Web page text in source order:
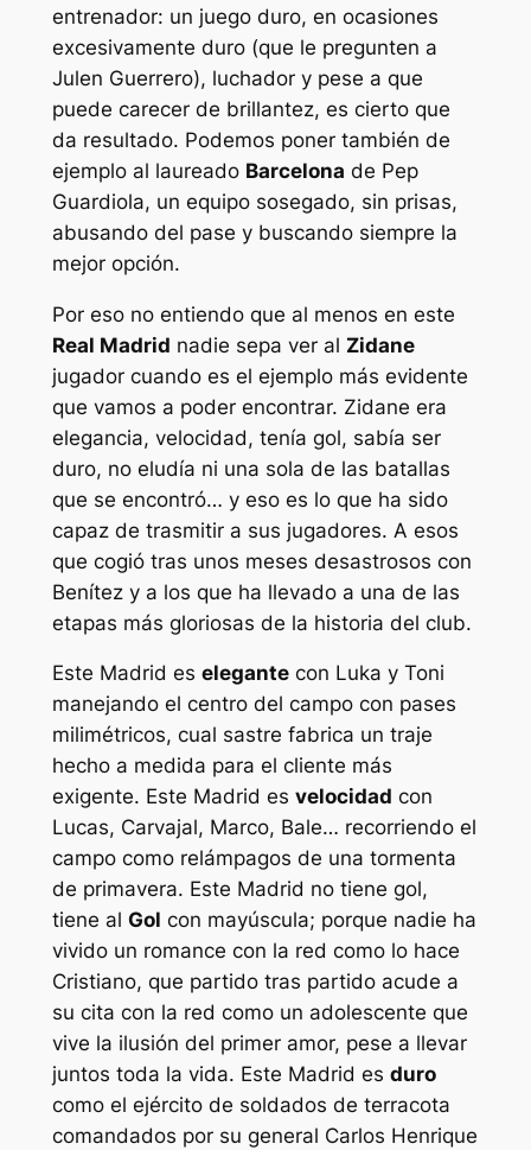
entrenador: un juego duro, en ocasiones
excesivamente duro (que le pregunten a
Julen Guerrero), luchador y pese a que
puede carecer de brillantez, es cierto que
da resultado. Podemos poner también de
ejemplo al laureado Barcelona de Pep
Guardiola, un equipo sosegado, sin prisas,
abusando del pase y buscando siempre la
mejor opción.
Por eso no entiendo que al menos en este
Real Madrid nadie sepa ver al Zidane
jugador cuando es el ejemplo más evidente
que vamos a poder encontrar. Zidane era
elegancia, velocidad, tenía gol, sabía ser
duro, no eludía ni una sola de las batallas
que se encontró… y eso es lo que ha sido
capaz de trasmitir a sus jugadores. A esos
que cogió tras unos meses desastrosos con
Benítez y a los que ha llevado a una de las
etapas más gloriosas de la historia del club.
Este Madrid es elegantecon Luka y Toni
manejando el centro del campo con pases
milimétricos, cual sastre fabrica un traje
hecho a medida para el cliente más
exigente. Este Madrid es velocidad con
Lucas, Carvajal, Marco, Bale… recorriendo el
campo como relámpagos de una tormenta
de primavera. Este Madrid no tiene gol,
tiene al Gol con mayúscula; porque nadie ha
vivido un romance con la red como lo hace
Cristiano, que partido tras partido acude a
su cita con la red como un adolescente que
vive la ilusión del primer amor, pese a llevar
juntos toda la vida. Este Madrid es duro
como el ejército de soldados de terracota
comandados por su general Carlos Henrique